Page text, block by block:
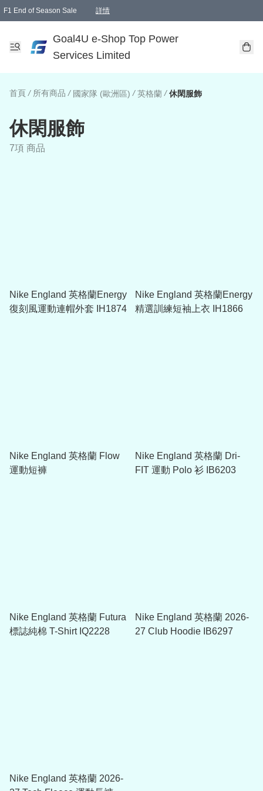
F1 End of Season Sale 詳情
Goal4U e-Shop Top Power
Services Limited
首頁 / 所有商品 / 國家隊 (歐洲區) / 英格蘭 / 休閑服飾
休閑服飾
7項 商品
Nike England 英格蘭Energy
復刻風運動連帽外套 IH1874
Nike England 英格蘭Energy
精選訓練短袖上衣 IH1866
Nike England 英格蘭 Flow
運動短褲
Nike England 英格蘭 Dri-
FIT 運動 Polo 衫 IB6203
Nike England 英格蘭 Futura
標誌純棉 T-Shirt IQ2228
Nike England 英格蘭 2026-
27 Club Hoodie IB6297
Nike England 英格蘭 2026-